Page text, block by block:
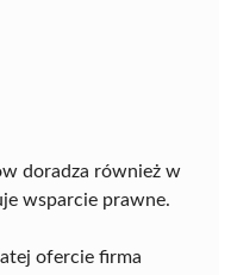
doradza również w
wsparcie prawne.
ofercie firma